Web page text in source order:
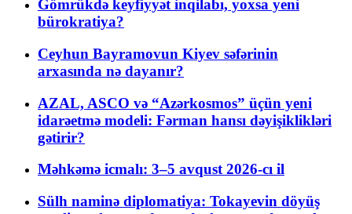
Gömrükdə keyfiyyət inqilabı, yoxsa yeni
bürokratiya?
Ceyhun Bayramovun Kiyev səfərinin
arxasında nə dayanır?
AZAL, ASCO və “Azərkosmos” üçün yeni
idarəetmə modeli: Fərman hansı dəyişiklikləri
gətirir?
Məhkəmə icmalı: 3–5 avqust 2026-cı il
Sülh naminə diplomatiya: Tokayevin döyüş